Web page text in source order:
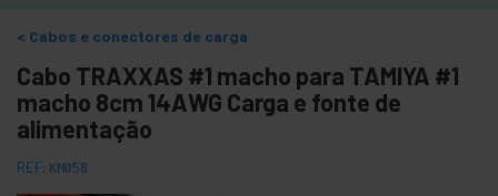
Cabos e conectores de carga
Cabo TRAXXAS #1 macho para TAMIYA #1
macho 8cm 14AWG Carga e fonte de
alimentação
REF: KM058